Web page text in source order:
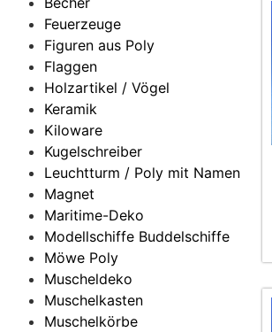
Feuerzeuge
Figuren aus Poly
Flaggen
Holzartikel / Vögel
Keramik
Kiloware
Kugelschreiber
Leuchtturm / Poly mit Namen
Magnet
Maritime-Deko
Modellschiffe Buddelschiffe
Möwe Poly
Muscheldeko
Muschelkasten
Muschelkörbe